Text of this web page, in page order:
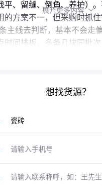
平、留缝、倒角、养护）
的方案不一，但采购时抓住
主线去判断，基本不会走
时间排板、多备几块同批次
展开更多内容 
想找货源？